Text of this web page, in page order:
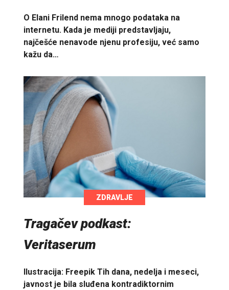
O Elani Frilend nema mnogo podataka na
internetu. Kada je mediji predstavljaju,
najčešće nenavode njenu profesiju, već samo
kažu da…
ZDRAVLJE
Tragačev podkast:
Veritaserum
Ilustracija: Freepik Tih dana, nedelja i meseci,
javnost je bila sluđena kontradiktornim